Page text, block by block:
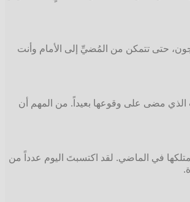
حتى تتمكن من المُضيِّ إلى الأمام وأنت
الذي مضى على وقوعها بعيداً. من المهم أن
في الماضي. لقد اكتسبتَ اليوم عدداً من